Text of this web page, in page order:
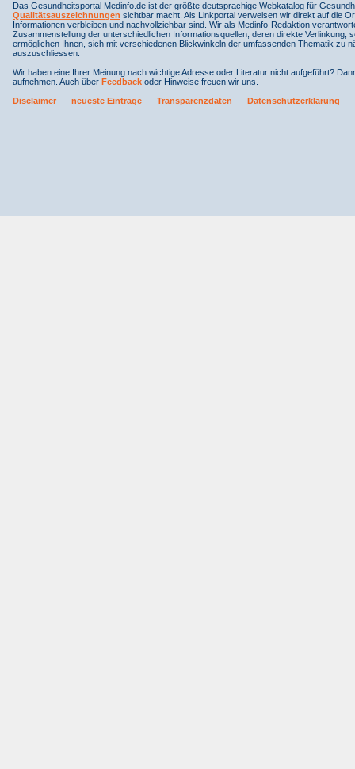
Das Gesundheitsportal Medinfo.de ist der größte deutsprachige Webkatalog für
Qualitätsauszeichnungen sichtbar macht. Als Linkportal verweisen wir direkt auf die
Informationen verbleiben und nachvollziehbar sind. Wir als Medinfo-Redaktion
Zusammenstellung der unterschiedlichen Informationsquellen, deren direkte
ermöglichen Ihnen, sich mit verschiedenen Blickwinkeln der umfassenden Thematik
auszuschliessen.
Wir haben eine Ihrer Meinung nach wichtige Adresse oder Literatur nicht aufgeführt?
aufnehmen. Auch über Feedback oder Hinweise freuen wir uns.
Disclaimer - neueste Einträge - Transparenzdaten - Datenschutzerklärung -